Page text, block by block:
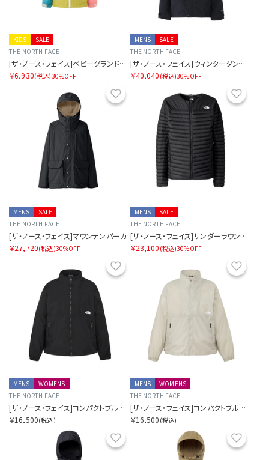
SALE
KIDS
THE NORTH FACE
[ザ・ノース・フェイス]ベビーグランドコンパクトジャケット
￥6,930(税込)30%OFF
SALE
MENS
THE NORTH FACE
[ザ・ノース・フェイス]ウィンターダンスジャケット
￥40,040 (税込)30%OFF
お気に入り
SALE
MENS
THE NORTH FACE
[ザ・ノース・フェイス]マウンテンパーカ
￥27,720(税込)30%OFF
SALE
MENS
THE NORTH FACE
[ザ・ノース・フェイス]サンダーラウンドネックジャケット（メンズ）
￥23,100 (税込)30%OFF
お気に入り
MENS
WOMENS
THE NORTH FACE
[ザ・ノース・フェイス]コンパクトブルゾン
￥16,500(税込)
MENS
WOMENS
THE NORTH FACE
[ザ・ノース・フェイス]コンパクトブルゾン
￥16,500 (税込)
お気に入り